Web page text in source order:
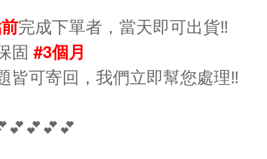
完成下單者，當天即可出貨‼️
固 #3個月
皆可寄回，我們立即幫您處理‼️